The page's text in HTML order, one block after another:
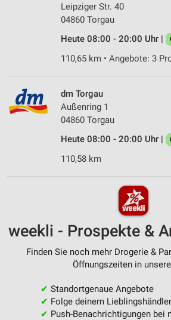
Leipziger Str. 40
04860 Torgau
Heute 08:00 - 20:00 Uhr |
110,65 km • Angebote: 3
dm Torgau
Außenring 1
04860 Torgau
Heute 08:00 - 20:00 Uhr |
110,58 km
weekli - Prospekte &
Finden Sie noch mehr Drogerie &
Öffnungszeiten in
✔ Standortgenaue Angebote
✔ Folge deinem Lieblingshändler
✔ Push-Benachrichtigungen bei